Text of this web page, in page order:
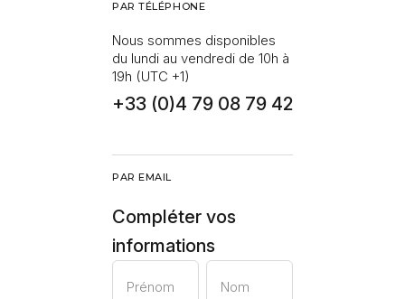
PAR TÉLÉPHONE
Nous sommes disponibles
du lundi au vendredi de 10h à
19h (UTC +1)
+33 (0)4 79 08 79 42
PAR EMAIL
Compléter vos
informations
Prénom Nom